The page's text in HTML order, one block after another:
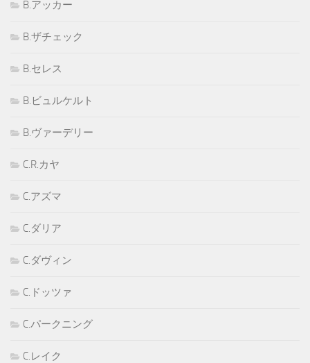
B.アッカー
B.ザチェック
B.セレス
B.ビュルケルト
B.ヴァーデリー
C.R.カヤ
C.アズマ
C.ダリア
C.ダヴィン
C.ドッツァ
C.パークニング
C.レイク